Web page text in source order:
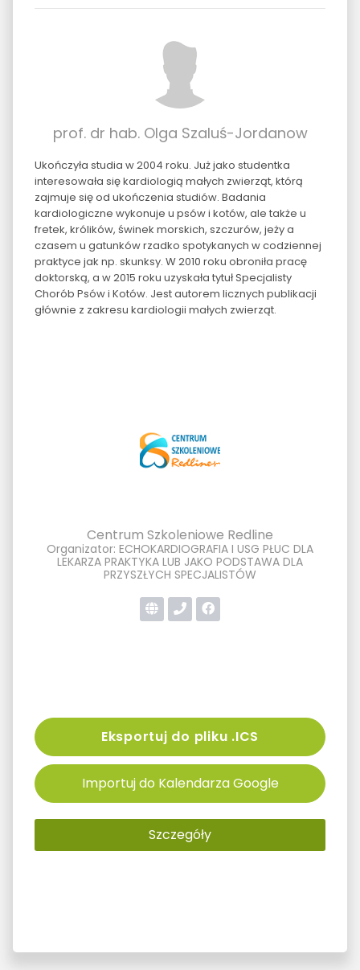
prof. dr hab. Olga Szaluś-Jordanow
Ukończyła studia w 2004 roku. Już jako studentka
interesowała się kardiologią małych zwierząt, którą
zajmuje się od ukończenia studiów. Badania
kardiologiczne wykonuje u psów i kotów, ale także u
fretek, królików, świnek morskich, szczurów, jeży a
czasem u gatunków rzadko spotykanych w codziennej
praktyce jak np. skunksy. W 2010 roku obroniła pracę
doktorską, a w 2015 roku uzyskała tytuł Specjalisty
Chorób Psów i Kotów. Jest autorem licznych publikacji
głównie z zakresu kardiologii małych zwierząt.
Centrum Szkoleniowe Redline
Organizator: ECHOKARDIOGRAFIA I USG PŁUC DLA
LEKARZA PRAKTYKA LUB JAKO PODSTAWA DLA
PRZYSZŁYCH SPECJALISTÓW
Eksportuj do pliku .ICS
Importuj do Kalendarza Google
Szczegóły